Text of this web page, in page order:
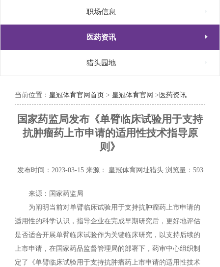
职场信息
医药资讯 
猎头园地
当前位置： 皇冠体育官网首页 > 皇冠体育官网 > 医药资讯
国家药监局发布《单臂临床试验用于支持
抗肿瘤药上市申请的适用性技术指导原
则》
发布时间：2023-03-15 来源： 皇冠体育网址猎头 浏览量：593
来源：国家药监局
为阐明当前对单臂临床试验用于支持抗肿瘤药上市申请的
适用性的科学认识，指导企业在完成早期研究后，更好地评估
是否适合开展单臂临床试验作为关键临床研究，以支持后续的
上市申请，在国家药品监督管理局的部署下，药审中心组织制
定了《单臂临床试验用于支持抗肿瘤药上市申请的适用性技术